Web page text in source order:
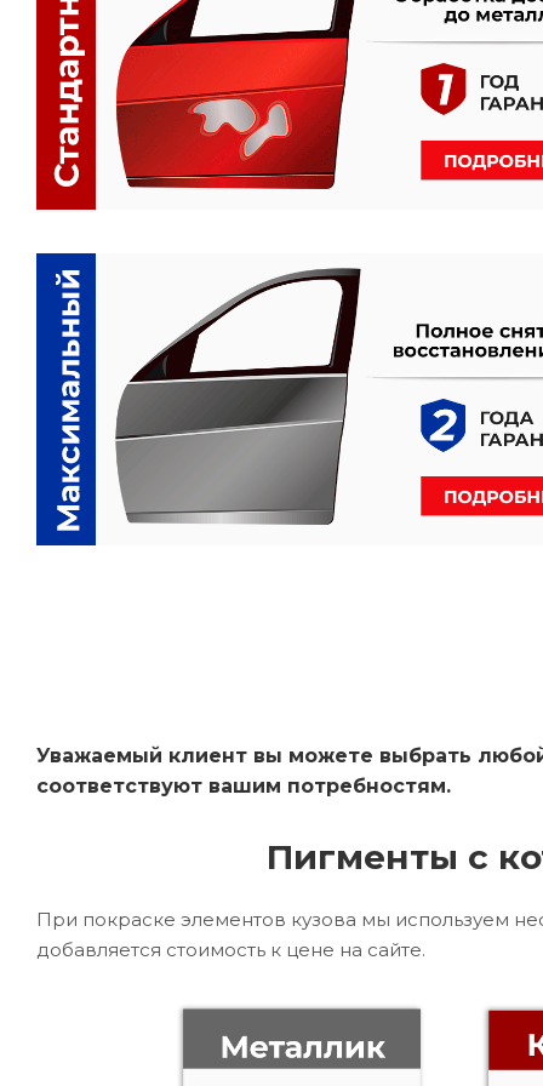
Уважаемый клиент вы можете выбрать
соответствуют вашим потребностям.
Пигменты с
При покраске элементов кузова мы используем
добавляется стоимость к цене на сайте.